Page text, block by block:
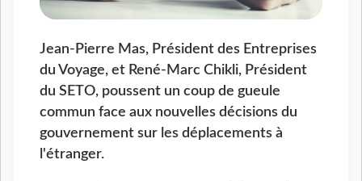
Jean-Pierre Mas, Président des Entreprises
du Voyage, et René-Marc Chikli, Président
du SETO, poussent un coup de gueule
commun face aux nouvelles décisions du
gouvernement sur les déplacements à
l'étranger.